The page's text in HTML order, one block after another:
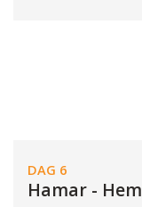
DAG 6
Hamar -